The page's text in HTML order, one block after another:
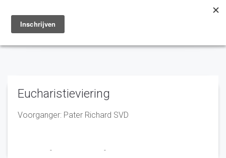
Toggle
navigation
Eucharistieviering
Voorganger: Pater Richard SVD
- -